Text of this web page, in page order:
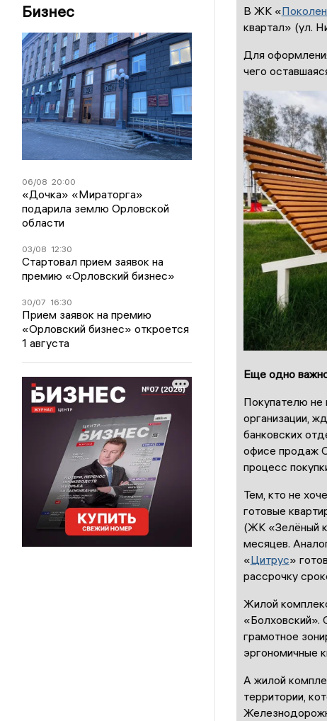
Бизнес
06/08 20:00
«Дочка» «Мираторга»
подарила землю Орловской
области
03/08 12:30
Стартовал прием заявок на
премию «Орловский бизнес»
30/07 16:30
Прием заявок на премию
«Орловский бизнес» откроется
1 августа
В ЖК «
квартал» (ул.
Для
чего
Еще одно
Покупателю не
организации,
банковских
офисе продаж
процесс
Тем, кто не
готовые
(ЖК «Зелёный
месяцев.
«Цитрус»
рассрочку
Жилой
«Болховский».
грамотное
эргономичные
А жилой
территории,